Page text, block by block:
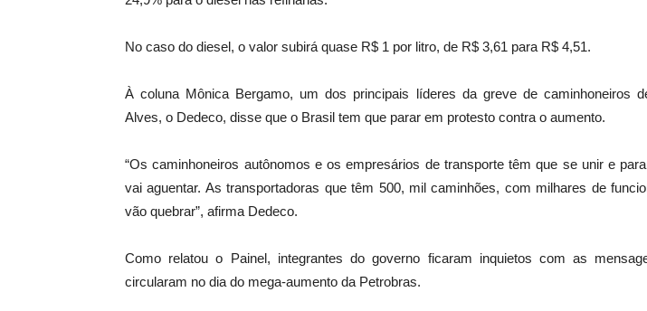
No caso do diesel, o valor subirá quase R$ 1 por litro, de R$ 3,61 para R$ 4,51.
À coluna Mônica Bergamo, um dos principais líderes da greve de caminhoneiros
Alves, o Dedeco, disse que o Brasil tem que parar em protesto contra o aumento.
“Os caminhoneiros autônomos e os empresários de transporte têm que se unir e
vai aguentar. As transportadoras que têm 500, mil caminhões, com milhares de
vão quebrar”, afirma Dedeco.
Como relatou o Painel, integrantes do governo ficaram inquietos com as
circularam no dia do mega-aumento da Petrobras.